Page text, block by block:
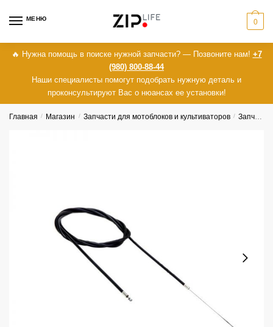
МЕНЮ 0
🔥 Нужна помощь в поиске нужной запчасти? — Позвоните нам! +7
(980) 800-88-44
Наши специалисты помогут подобрать нужную деталь и
проконсультируют Вас о нюансах ее установки!
Главная / Магазин / Запчасти для мотоблоков и культиваторов / Запчасти для МТЗ Беларус